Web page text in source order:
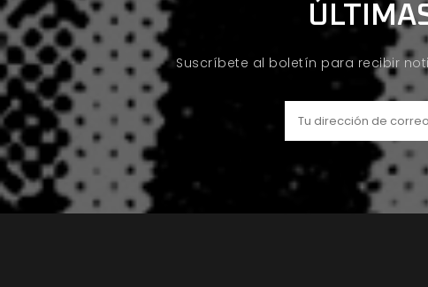
Suscríbete al boletín para recibir